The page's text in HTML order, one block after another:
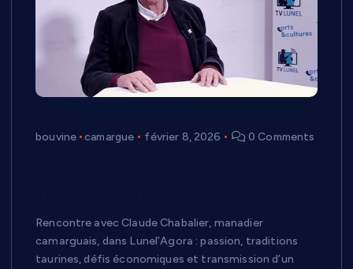
bouvine camargue février 8, 2026 0 Comments
Rencontre avec Claude Chabalier, manadier
camarguais, dans Lunel’Agora : passion, traditions
taurines, défis économiques et transmission d’un